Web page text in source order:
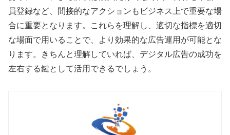
員登録など、間接的なアクションもビジネス上で重要な場
合に重要となります。これらを理解し、適切な指標を適切
な場面で用いることで、より効果的な広告運用が可能とな
ります。きちんと理解していれば、デジタル広告の成功を
左右する鍵として活用できるでしょう。